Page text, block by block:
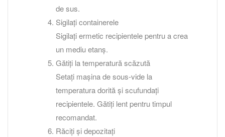
de sus.
Sigilați containerele
Sigilați ermetic recipientele pentru a crea
un mediu etanș.
Gătiți la temperatură scăzută
Setați mașina de sous-vide la
temperatura dorită și scufundați
recipientele. Gătiți lent pentru timpul
recomandat.
Răciți și depozitați